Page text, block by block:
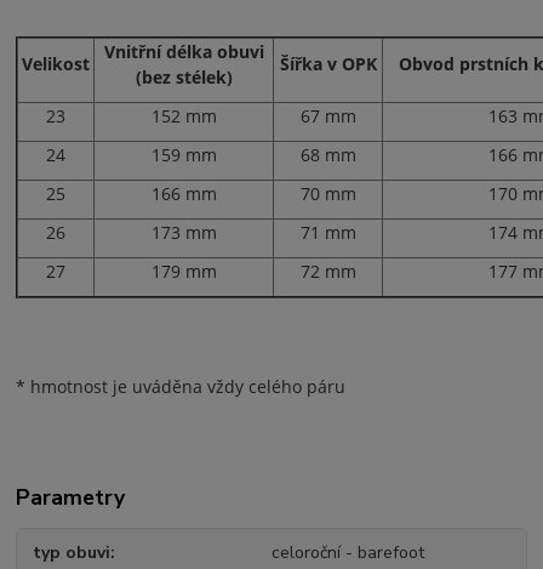
Velikost
Vnitřní délka obuvi
(bez stélek)
Šířka v OPK Obvod prstních
23 152 mm 67 mm
163
24
159 mm 68 mm
166
25
166 mm 70 mm
170
26
173 mm 71 mm
174
27
179 mm 72 mm 177
* hmotnost je uváděna vždy celého páru
Parametry
typ obuvi celoroční - barefoot